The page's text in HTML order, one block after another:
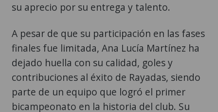
su aprecio por su entrega y talento.
A pesar de que su participación en las fases
finales fue limitada, Ana Lucía Martínez ha
dejado huella con su calidad, goles y
contribuciones al éxito de Rayadas, siendo
parte de un equipo que logró el primer
bicampeonato en la historia del club. Su